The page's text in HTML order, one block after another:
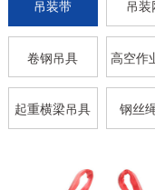
吊装带 吊装
卷钢吊具
起重横梁吊具 钢丝